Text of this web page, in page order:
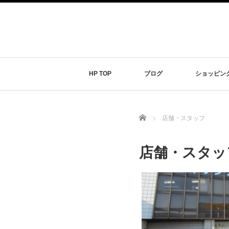
HP TOP ブログ ショッピン
Home 店舗・スタッフ
店舗・スタ